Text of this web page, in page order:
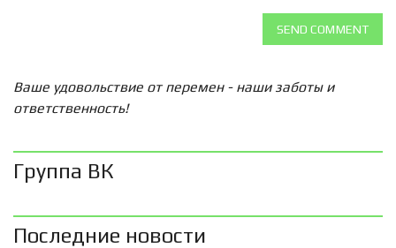
SEND COMMENT
Ваше удовольствие от перемен - наши заботы и
ответственность!
Группа ВК
Последние новости